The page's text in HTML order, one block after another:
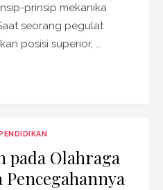
prinsip mekanika
seorang pegulat
posisi superior, …
pada Olahraga